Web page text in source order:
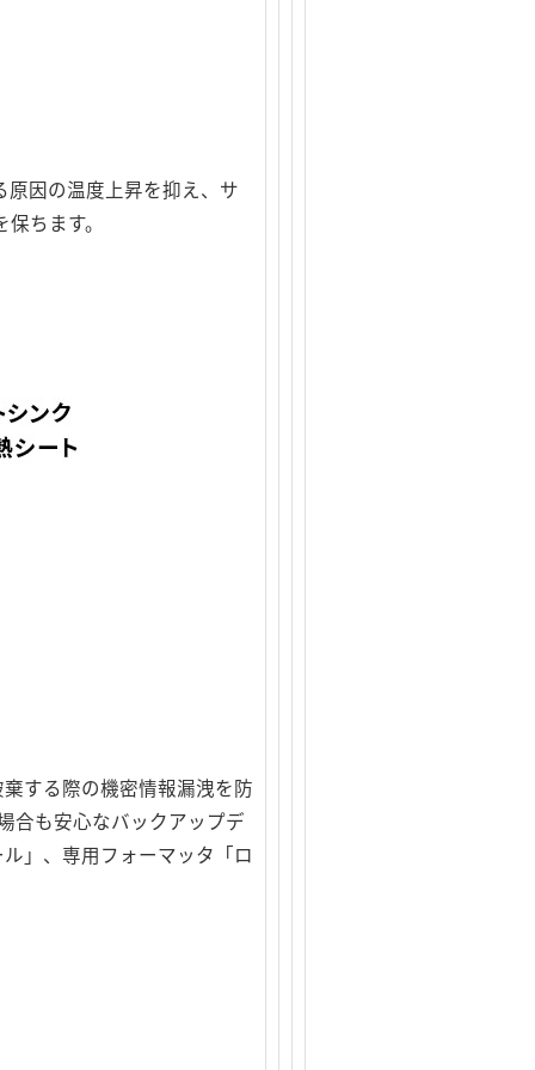
因の温度上昇を抑え、サ
ちます。
する際の機密情報漏洩を防
合も安心なバックアップデ
」、専用フォーマッタ「ロ